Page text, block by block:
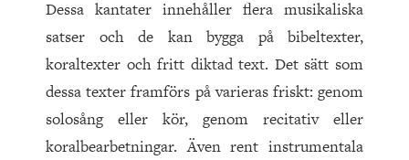
Dessa kantater innehåller flera musikaliska
satser och de kan bygga på bibeltexter,
koraltexter och fritt diktad text. Det sätt som
dessa texter framförs på varieras friskt: genom
solosång eller kör, genom recitativ eller
koralbearbetningar. Även rent instrumentala